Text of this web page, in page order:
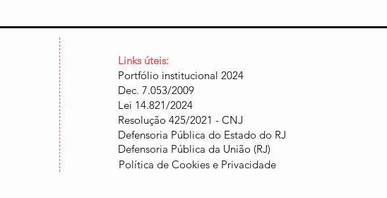
Links úteis:
Portfólio institucional 2024
Dec. 7.053/2009
Lei 14.821/2024
Resolução 425/2021 - CNJ
Defensoria Pública do Estado do RJ
Defensoria Pública da União (RJ)
Política de Cookies e Privacidade​​​